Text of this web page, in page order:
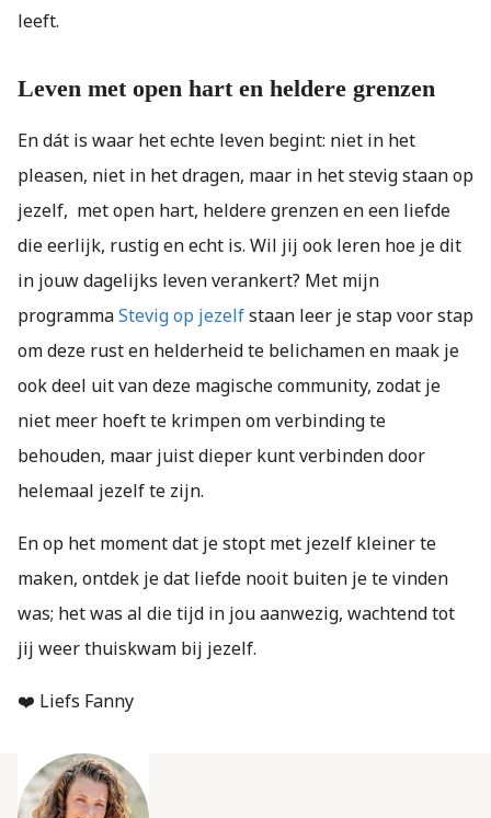
leeft.
Leven met open hart en heldere grenzen
En dát is waar het echte leven begint: niet in het
pleasen, niet in het dragen, maar in het stevig staan op
jezelf, met open hart, heldere grenzen en een liefde
die eerlijk, rustig en echt is. Wil jij ook leren hoe je dit
in jouw dagelijks leven verankert? Met mijn
programmaStevig op jezelfstaan leer je stap voor stap
om deze rust en helderheid te belichamen en maak je
ook deel uit van deze magische community, zodat je
niet meer hoeft te krimpen om verbinding te
behouden, maar juist dieper kunt verbinden door
helemaal jezelf te zijn.
En op het moment dat je stopt met jezelf kleiner te
maken, ontdek je dat liefde nooit buiten je te vinden
was; het was al die tijd in jou aanwezig, wachtend tot
jij weer thuiskwam bij jezelf.
❤️ Liefs Fanny